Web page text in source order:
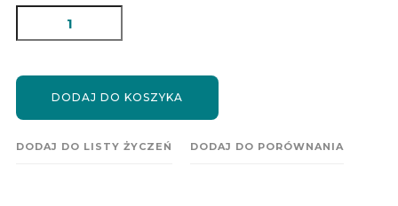
DODAJ DO KOSZYKA
DODAJ DO LISTY ŻYCZEŃ DODAJ DO PORÓWNANIA